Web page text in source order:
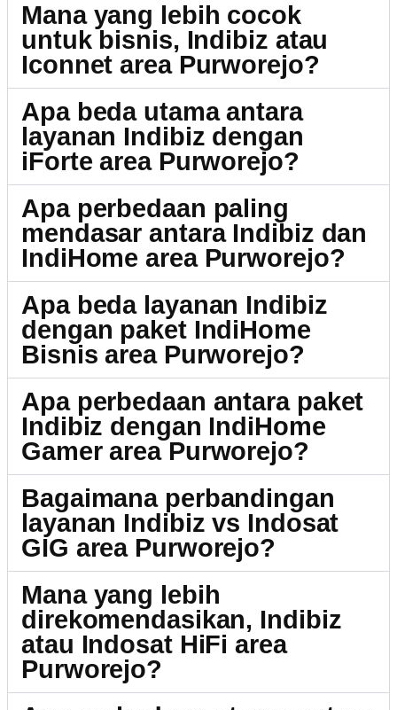
Mana yang lebih cocok
untuk bisnis, Indibiz atau
Iconnet area Purworejo?
Apa beda utama antara
layanan Indibiz dengan
iForte area Purworejo?
Apa perbedaan paling
mendasar antara Indibiz dan
IndiHome area Purworejo?
Apa beda layanan Indibiz
dengan paket IndiHome
Bisnis area Purworejo?
Apa perbedaan antara paket
Indibiz dengan IndiHome
Gamer area Purworejo?
Bagaimana perbandingan
layanan Indibiz vs Indosat
GIG area Purworejo?
Mana yang lebih
direkomendasikan, Indibiz
atau Indosat HiFi area
Purworejo?